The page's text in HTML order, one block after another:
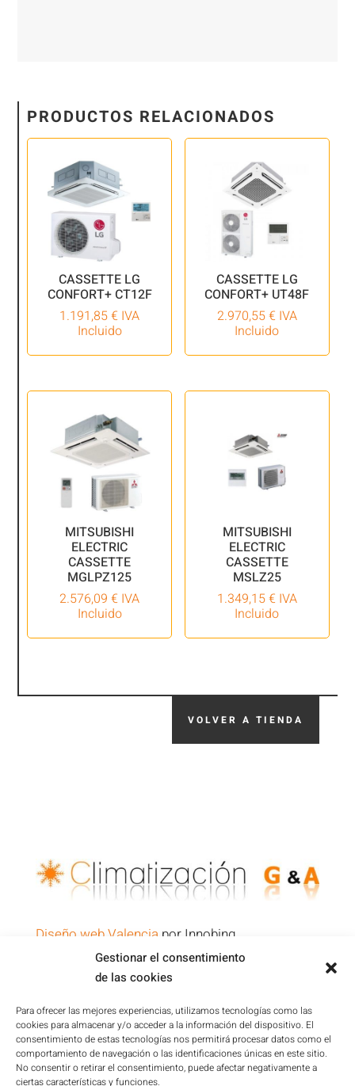
Gestionar el consentimiento
de las cookies
Para ofrecer las mejores experiencias, utilizamos tecnologías como las
cookies para almacenar y/o acceder a la información del dispositivo. El
consentimiento de estas tecnologías nos permitirá procesar datos como el
comportamiento de navegación o las identificaciones únicas en este sitio.
No consentir o retirar el consentimiento, puede afectar negativamente a
ciertas características y funciones.
PRODUCTOS RELACIONADOS
CASSETTE LG
CONFORT+ CT12F
1.191,85€ IVA
Incluido
CASSETTE LG
CONFORT+ UT48F
2.970,55€ IVA
Incluido
MITSUBISHI
ELECTRIC
CASSETTE
MGLPZ125
2.576,09€ IVA
Incluido
MITSUBISHI
ELECTRIC
CASSETTE
MSLZ25
1.349,15€ IVA
Incluido
VOLVER A TIENDA
Diseño web Valencia por Innobing
Aviso Legal
Condiciones de la Plataforma
Política de cookies